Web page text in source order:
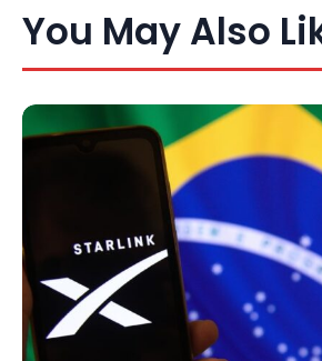
You May Also